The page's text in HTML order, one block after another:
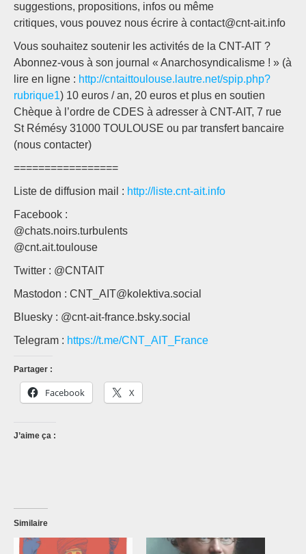
suggestions, propositions, infos ou même
critiques, vous pouvez nous écrire à contact@cnt-ait.info
Vous souhaitez soutenir les activités de la CNT-AIT ?
Abonnez-vous à son journal « Anarchosyndicalisme ! » (à
lire en ligne : http://cntaittoulouse.lautre.net/spip.php?
rubrique1) 10 euros / an, 20 euros et plus en soutien
Chèque à l’ordre de CDES à adresser à CNT-AIT, 7 rue
St Rémésy 31000 TOULOUSE ou par transfert bancaire
(nous contacter)
=================
Liste de diffusion mail : http://liste.cnt-ait.info
Facebook :
@chats.noirs.turbulents
@cnt.ait.toulouse
Twitter : @CNTAIT
Mastodon : CNT_AIT@kolektiva.social
Bluesky : @cnt-ait-france.bsky.social
Telegram : https://t.me/CNT_AIT_France
Partager :
Facebook X
J’aime ça :
Similaire